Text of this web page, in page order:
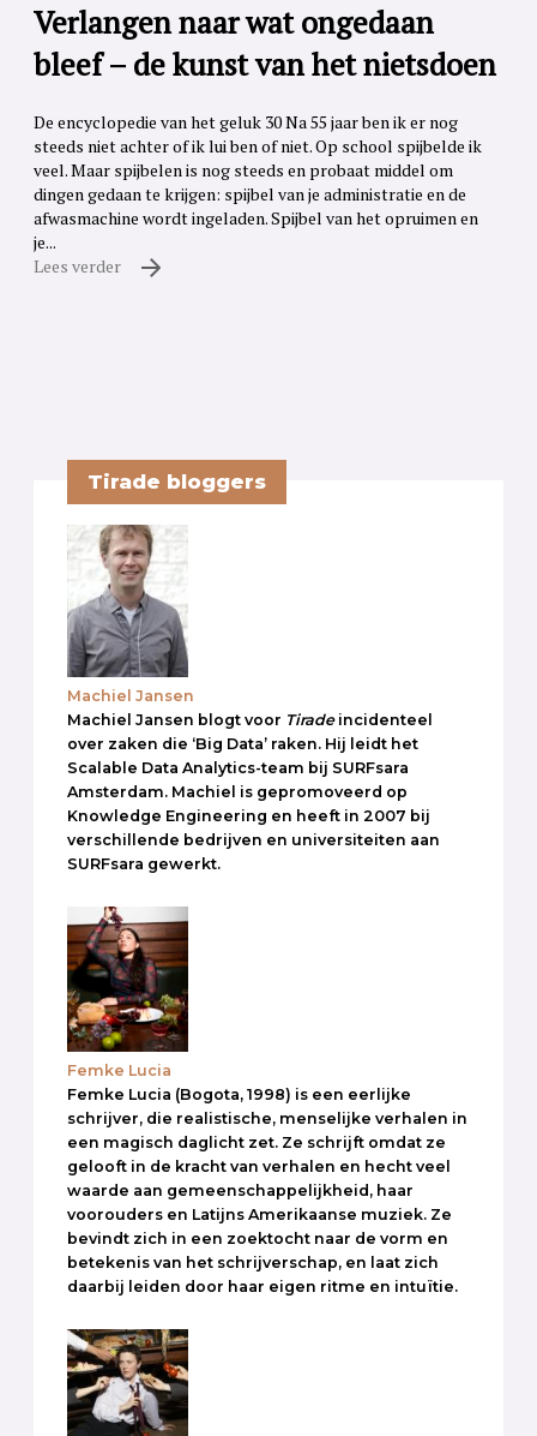
Verlangen naar wat ongedaan
bleef – de kunst van het nietsdoen
De encyclopedie van het geluk 30 Na 55 jaar ben ik er nog
steeds niet achter of ik lui ben of niet. Op school spijbelde ik
veel. Maar spijbelen is nog steeds en probaat middel om
dingen gedaan te krijgen: spijbel van je administratie en de
afwasmachine wordt ingeladen. Spijbel van het opruimen en
je...
Lees verder
Tirade bloggers
Machiel Jansen
Machiel Jansen blogt voor Tiradeincidenteel
over zaken die ‘Big Data’ raken. Hij leidt het
Scalable Data Analytics-team bij SURFsara
Amsterdam. Machiel is gepromoveerd op
Knowledge Engineering en heeft in 2007 bij
verschillende bedrijven en universiteiten aan
SURFsara gewerkt.
Femke Lucia
Femke Lucia (Bogota, 1998) is een eerlijke
schrijver, die realistische, menselijke verhalen in
een magisch daglicht zet. Ze schrijft omdat ze
gelooft in de kracht van verhalen en hecht veel
waarde aan gemeenschappelijkheid, haar
voorouders en Latijns Amerikaanse muziek. Ze
bevindt zich in een zoektocht naar de vorm en
betekenis van het schrijverschap, en laat zich
daarbij leiden door haar eigen ritme en intuïtie.